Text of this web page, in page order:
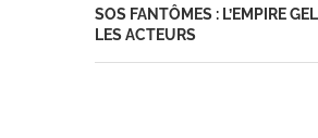
SOS FANTÔMES : L’EMPIRE
LES ACTEURS